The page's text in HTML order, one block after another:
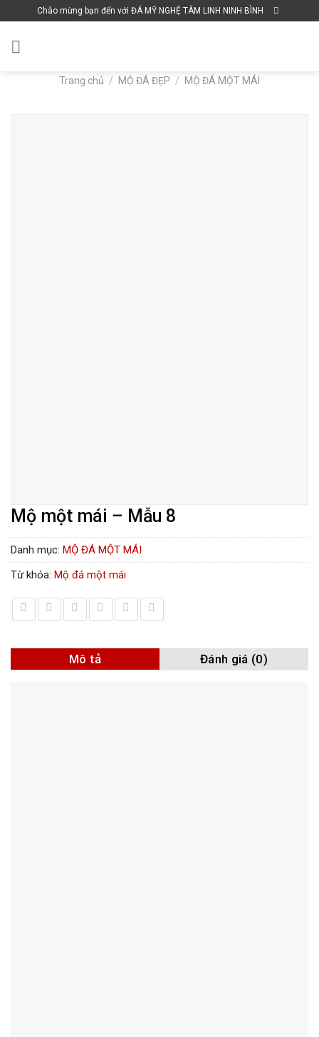
to
content
Chào mừng bạn đến với ĐÁ MỸ NGHỆ TÂM LINH NINH BÌNH
Trang chủ / MỘ ĐÁ ĐẸP / MỘ ĐÁ MỘT MÁI
Mộ một mái – Mẫu 8
Danh mục: MỘ ĐÁ MỘT MÁI
Từ khóa: Mộ đá một mái
Mô tả Đánh giá (0)